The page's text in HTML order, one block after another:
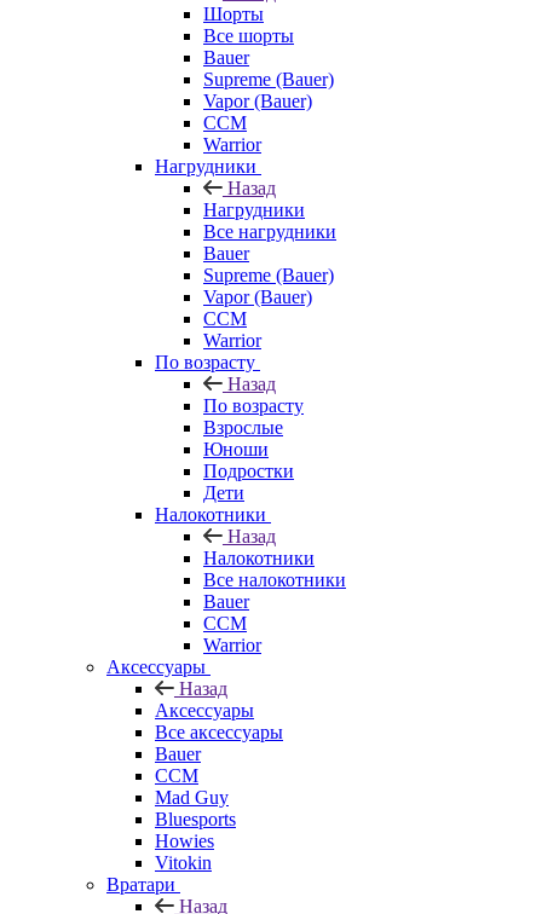
Шорты
Все шорты
Bauer
Supreme (Bauer)
Vapor (Bauer)
CCM
Warrior
Нагрудники
Назад
Нагрудники
Все нагрудники
Bauer
Supreme (Bauer)
Vapor (Bauer)
CCM
Warrior
По возрасту
Назад
По возрасту
Взрослые
Юноши
Подростки
Дети
Налокотники
Назад
Налокотники
Все налокотники
Bauer
CCM
Warrior
Аксессуары
Назад
Аксессуары
Все аксессуары
Bauer
CCM
Mad Guy
Bluesports
Howies
Vitokin
Вратари
Назад